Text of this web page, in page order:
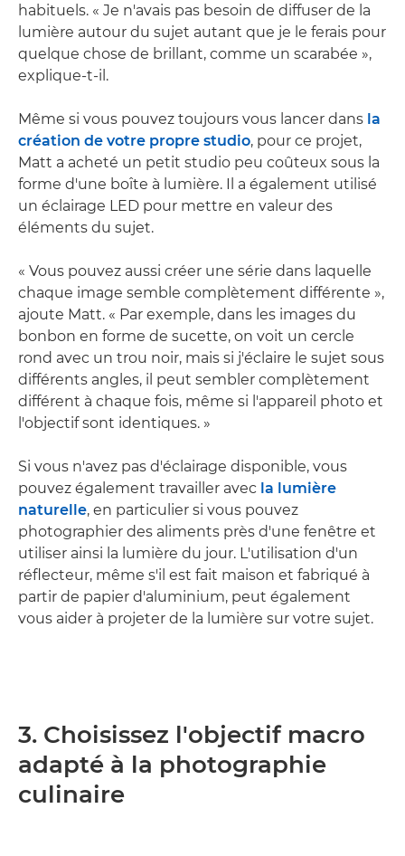
habituels. « Je n'avais pas besoin de diffuser de la
lumière autour du sujet autant que je le ferais pour
quelque chose de brillant, comme un scarabée »,
explique-t-il.
Même si vous pouvez toujours vous lancer dans la
création de votre propre studio, pour ce projet,
Matt a acheté un petit studio peu coûteux sous la
forme d'une boîte à lumière. Il a également utilisé
un éclairage LED pour mettre en valeur des
éléments du sujet.
« Vous pouvez aussi créer une série dans laquelle
chaque image semble complètement différente »,
ajoute Matt. « Par exemple, dans les images du
bonbon en forme de sucette, on voit un cercle
rond avec un trou noir, mais si j'éclaire le sujet sous
différents angles, il peut sembler complètement
différent à chaque fois, même si l'appareil photo et
l'objectif sont identiques. »
Si vous n'avez pas d'éclairage disponible, vous
pouvez également travailler avec la lumière
naturelle, en particulier si vous pouvez
photographier des aliments près d'une fenêtre et
utiliser ainsi la lumière du jour. L'utilisation d'un
réflecteur, même s'il est fait maison et fabriqué à
partir de papier d'aluminium, peut également
vous aider à projeter de la lumière sur votre sujet.
3. Choisissez l'objectif macro
adapté à la photographie
culinaire